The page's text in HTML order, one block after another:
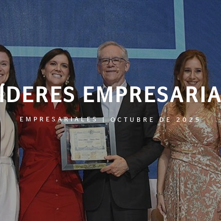
EMPRESARIALES|OCTUBRE DE 2025